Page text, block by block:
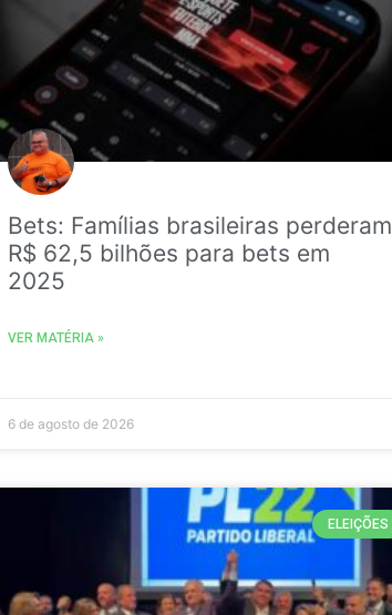
Bets: Famílias brasileiras perderam
R$ 62,5 bilhões para bets em
2025
VER MATÉRIA »
6 de agosto de 2026
ELEIÇÕES